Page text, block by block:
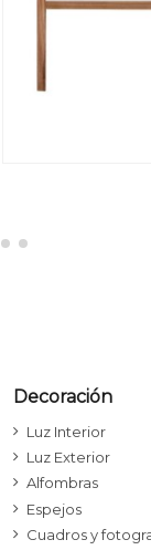
Decoración
Luz Interior
Luz Exterior
Alfombras
Espejos
Cuadros y